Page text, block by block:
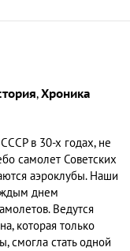
,Хроника
в 30-х годах, не
самолет Советских
аэроклубы. Наши
днем
Ведутся
которая только
смогла стать одной